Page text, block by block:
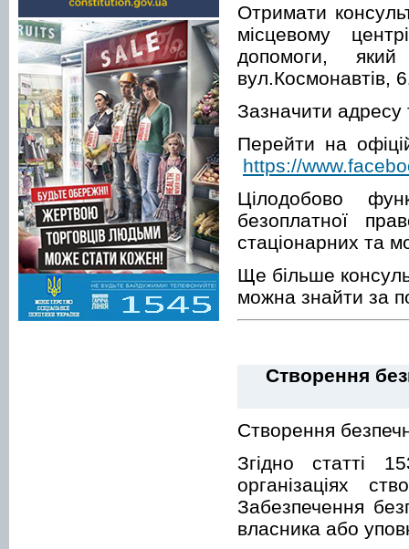
Отримати
місцевому
допомоги,
вул.Космонавтів,
Зазначити
Перейти на
https://
Цілодобово
безоплатної
стаціонарних та
Ще більше
можна знайти за
Створення
Створення
Згідно статті
організаціях
Забезпечення
власника або